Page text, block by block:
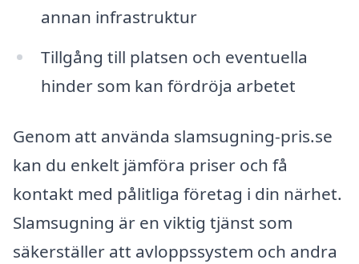
annan infrastruktur
Tillgång till platsen och eventuella
hinder som kan fördröja arbetet
Genom att använda slamsugning-pris.se
kan du enkelt jämföra priser och få
kontakt med pålitliga företag i din närhet.
Slamsugning är en viktig tjänst som
säkerställer att avloppssystem och andra